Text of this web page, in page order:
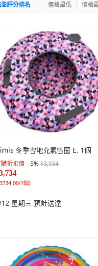
評分排名 價格最低 價格
冬季雪地充氣雪圈 E, 1個
折扣價 5%$3,934
1個)
星期三 預計送達